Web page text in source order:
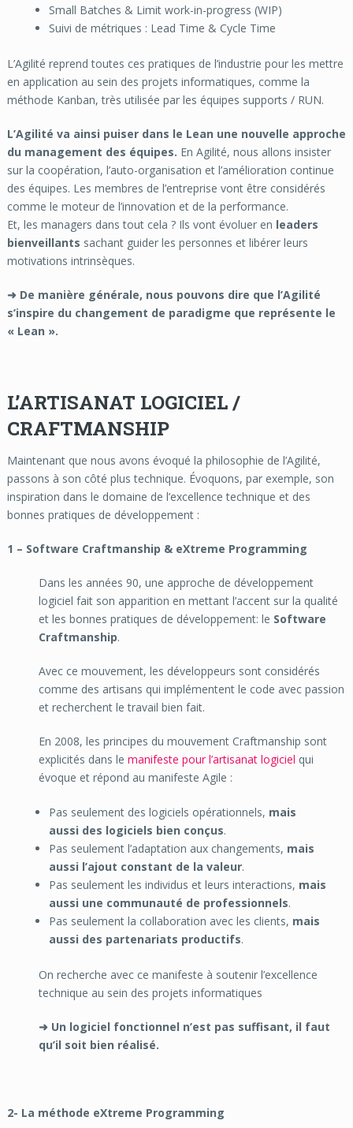
Small Batches & Limit work-in-progress (WIP)
Suivi de métriques : Lead Time & Cycle Time
L’Agilité reprend toutes ces pratiques de l’industrie pour les mettre
en application au sein des projets informatiques, comme la
méthode Kanban, très utilisée par les équipes supports / RUN.
L’Agilité va ainsi puiser dans le Lean une nouvelle approche
du management des équipes. En Agilité, nous allons insister
sur la coopération, l’auto-organisation et l’amélioration continue
des équipes. Les membres de l’entreprise vont être considérés
comme le moteur de l’innovation et de la performance.
Et, les managers dans tout cela ? Ils vont évoluer en leaders
bienveillants sachant guider les personnes et libérer leurs
motivations intrinsèques.
➜ De manière générale, nous pouvons dire que l’Agilité
s’inspire du changement de paradigme que représente le
« Lean ».
L’ARTISANAT LOGICIEL /
CRAFTMANSHIP
Maintenant que nous avons évoqué la philosophie de l’Agilité,
passons à son côté plus technique. Évoquons, par exemple, son
inspiration dans le domaine de l’excellence technique et des
bonnes pratiques de développement :
1 – Software Craftmanship & eXtreme Programming
Dans les années 90, une approche de développement
logiciel fait son apparition en mettant l’accent sur la qualité
et les bonnes pratiques de développement: le Software
Craftmanship.
Avec ce mouvement, les développeurs sont considérés
comme des artisans qui implémentent le code avec passion
et recherchent le travail bien fait.
En 2008, les principes du mouvement Craftmanship sont
explicités dans le manifeste pour l’artisanat logiciel qui
évoque et répond au manifeste Agile :
Pas seulement des logiciels opérationnels, mais
aussi des logiciels bien conçus.
Pas seulement l’adaptation aux changements, mais
aussi l’ajout constant de la valeur.
Pas seulement les individus et leurs interactions, mais
aussi une communauté de professionnels.
Pas seulement la collaboration avec les clients, mais
aussi des partenariats productifs.
On recherche avec ce manifeste à soutenir l’excellence
technique au sein des projets informatiques
➜ Un logiciel fonctionnel n’est pas suffisant, il faut
qu’il soit bien réalisé.
2- La méthode eXtreme Programming